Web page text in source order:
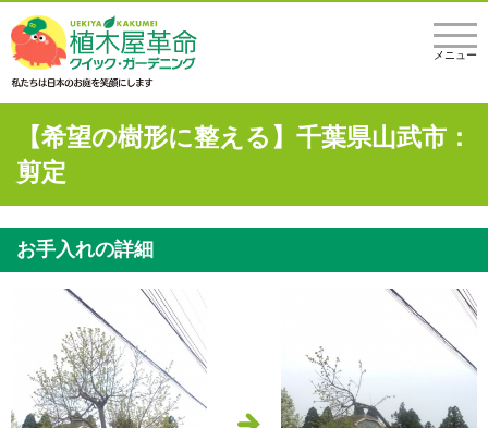
メニュー
【希望の樹形に整える】千葉県山武市：
剪定
お手入れの詳細